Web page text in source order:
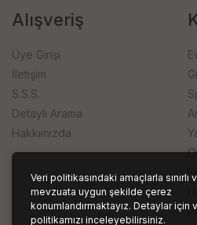
Veri politikasındaki amaçlarla sınırlı
mevzuata uygun şekilde çerez
konumlandırmaktayız. Detaylar için
politikamızı inceleyebilirsiniz.
Alışveriş
Üye Girişi
İletişim
S.S.S.
Detaylı Arama
Hakkımızda